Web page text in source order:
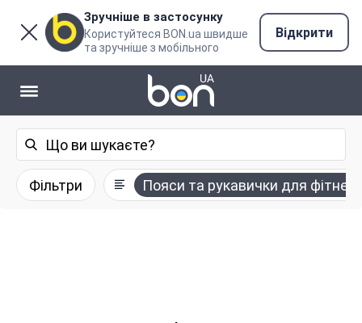
Зручніше в застосунку
Користуйтеся BON.ua швидше
та зручніше з мобільного
Відкрити
Фільтри Пояси та рукавички для